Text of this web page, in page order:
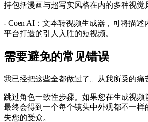
持包括漫画与超写实风格在内的多种视觉
- Coen AI：文本转视频生成器，可将描述
平台打造的引人入胜的短视频。
需要避免的常见错误
我已经把这些全都做过了。从我所受的痛
跳过角色一致性步骤。如果您在生成视频
最终会得到一个每个镜头中外观都不一样
失您的受众。